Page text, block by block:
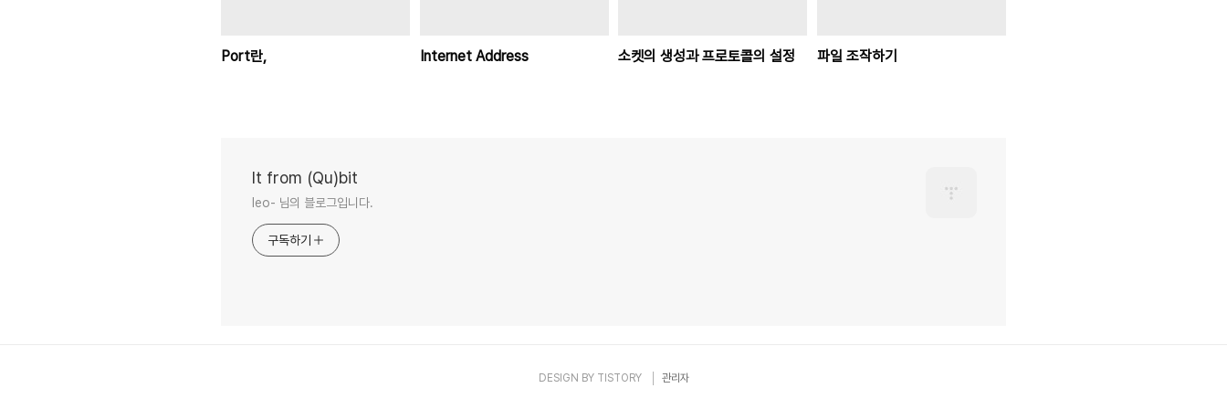
Port란, Internet Address 소켓의 생성과 프로토콜의 설정 파일 조작하기
It from (Qu)bit
leo- 님의 블로그입니다.
구독하기
DESIGN BY TISTORY 관리자